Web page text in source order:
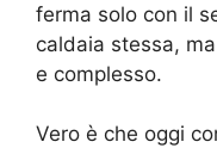
ferma solo con il
caldaia stessa,
e complesso.
Vero è che oggi